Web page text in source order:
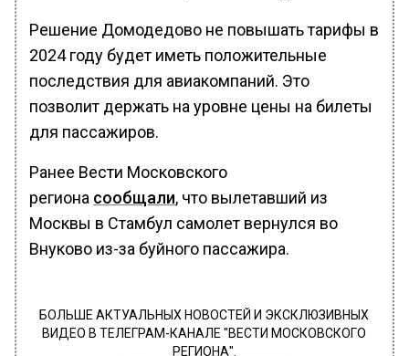
Решение Домодедово не повышать тарифы в
2024 году будет иметь положительные
последствия для авиакомпаний. Это
позволит держать на уровне цены на билеты
для пассажиров.
Ранее Вести Московского
региона сообщали, что вылетавший из
Москвы в Стамбул самолет вернулся во
Внуково из-за буйного пассажира.
БОЛЬШЕ АКТУАЛЬНЫХ НОВОСТЕЙ И ЭКСКЛЮЗИВНЫХ
ВИДЕО В ТЕЛЕГРАМ-КАНАЛЕ "ВЕСТИ МОСКОВСКОГО
РЕГИОНА".